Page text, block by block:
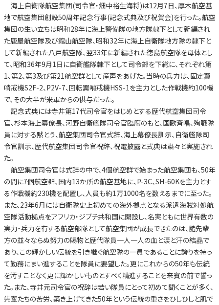
海上自衛隊航空集団(司令官・畑中裕生海将)は12月7日、厚木航空基
地で航空集団創設50周年記念行事(記念式典及び祝賀会)を行った。航空
集団の生い立ちは昭和28年に海上警備隊の地方隊隷下として新編され
た鹿屋航空隊及び館山航空隊、昭和32年に海上自衛隊地方隊の隷下と
して新編された八戸航空隊、翌33年に新編された徳島航空隊を母体とし
て、昭和36年9月1日に自衛艦隊隷下として司令部を下総に、それぞれ第
1、第2、第3及び第21航空群として産声をあげた。当時の兵力は、固定翼
哨戒機S2F-2、P2V-7、回転翼哨戒機HSS-1を主力とした作戦機約100機
で、その大半が米軍からの供与だった。
記念式典には寺井第17代司令官をはじめとする歴代航空集団司令
官、杉本海上幕僚長、河野自衛艦隊司令官臨席のもと、国歌斉唱、殉職隊
員に対する黙とう、航空集団司令官式辞、海上幕僚長訓示、自衛艦隊司
令官訓示、歴代航空集団司令官祝辞、祝電披露と式典は粛々と実施され
た。
航空集団司令官は式辞の中で、4個航空群で始まった航空集団も、50年
の間に7個航空群、国内13か所の航空基地に、P-3C、SH-60Kを主力とす
る作戦機約230機を配置し、人員も約1万1000名を数えるまでに至った。
また、23年6月には自衛隊史上初めての海外拠点となる派遣海賊対処航
空隊活動拠点をアフリカ・ジブチ共和国に開設し、名実ともに世界有数の
実力・兵力を有する航空部隊として航空集団が成長できたのは、諸先輩
方の並々ならぬ努力の賜物と歴代隊員一人一人の血と涙と汗の結晶で
あり、この輝かしい伝統を引き継ぐ航空隊の一員であることに誇りを持っ
て勤務にまい進することを隊員に要望した。更にこれからの50年も伝統
を汚すことなく更に輝かしいものとすべく精進することを来賓の前で誓っ
た。また、寺井元司令官の祝辞は若い隊員にとって初めて聞くことが多く、
先輩たちの苦労、築き上げてきた50年という伝統の重さをひしひしと肌で